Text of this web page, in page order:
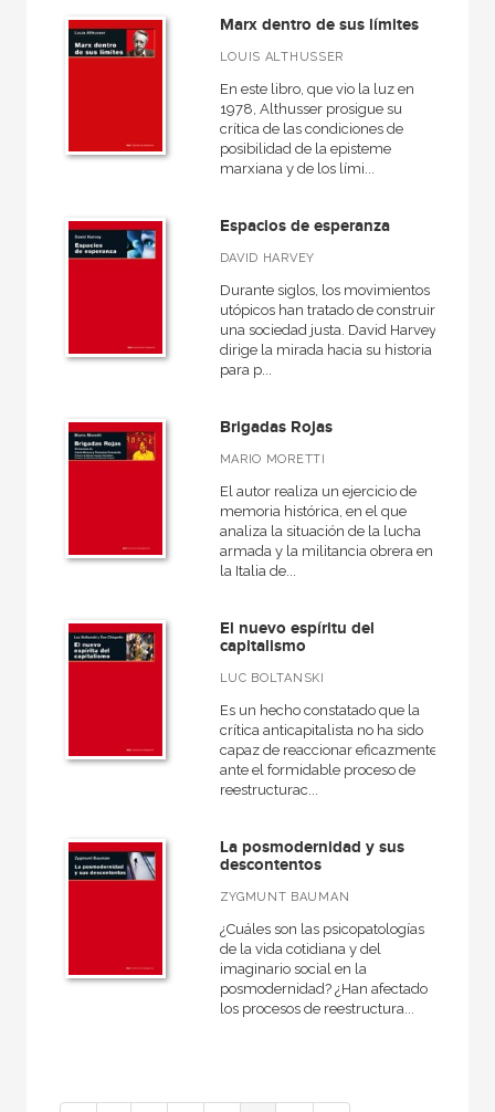
Marx dentro de sus límites
LOUIS ALTHUSSER
En este libro, que vio la luz en
1978, Althusser prosigue su
crítica de las condiciones de
posibilidad de la episteme
marxiana y de los lími...
Espacios de esperanza
DAVID HARVEY
Durante siglos, los movimientos
utópicos han tratado de construir
una sociedad justa. David Harvey
dirige la mirada hacia su historia
para p...
Brigadas Rojas
MARIO MORETTI
El autor realiza un ejercicio de
memoria histórica, en el que
analiza la situación de la lucha
armada y la militancia obrera en
la Italia de...
El nuevo espíritu del
capitalismo
LUC BOLTANSKI
Es un hecho constatado que la
crítica anticapitalista no ha sido
capaz de reaccionar eficazmente
ante el formidable proceso de
reestructurac...
La posmodernidad y sus
descontentos
ZYGMUNT BAUMAN
¿Cuáles son las psicopatologías
de la vida cotidiana y del
imaginario social en la
posmodernidad? ¿Han afectado
los procesos de reestructura...